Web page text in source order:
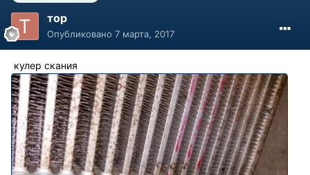
тор
Опубликовано 7 марта, 2017
кулер скания